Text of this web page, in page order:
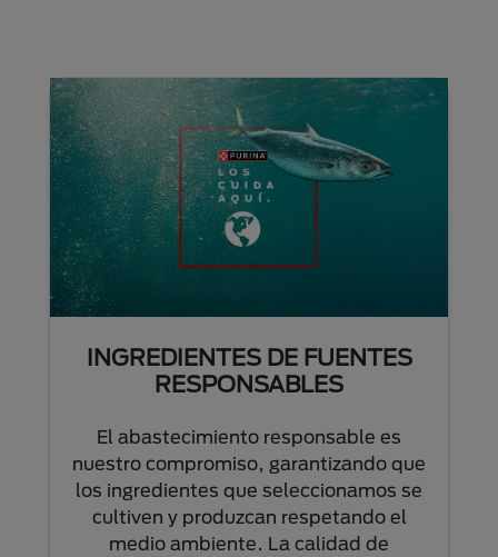
INGREDIENTES DE FUENTES
RESPONSABLES
El abastecimiento responsable es
nuestro compromiso, garantizando que
los ingredientes que seleccionamos se
cultiven y produzcan respetando el
medio ambiente. La calidad de